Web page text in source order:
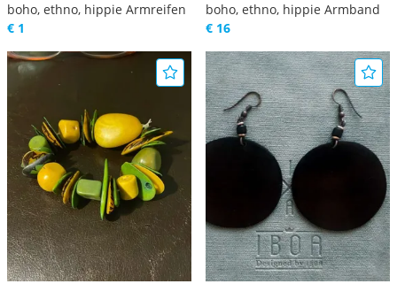
boho, ethno, hippie Armreifen
€ 1
boho, ethno, hippie Armband
€ 16